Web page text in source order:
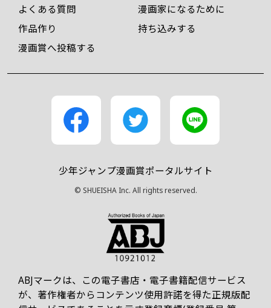
よくある質問
漫画家になるために
作品作り
持ち込みする
漫画賞へ投稿する
少年ジャンプ漫画賞ポータルサイト
© SHUEISHA Inc. All rights reserved.
ABJマークは、この電子書店・電子書籍配信サービス
が、著作権者からコンテンツ使用許諾を得た正規版配